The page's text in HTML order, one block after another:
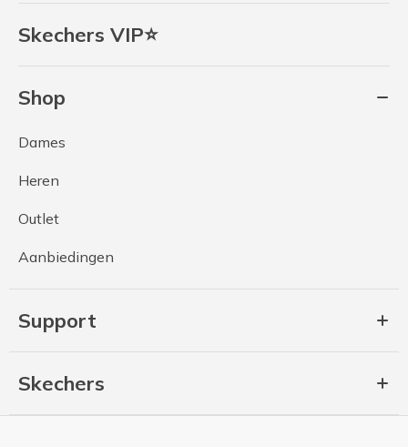
Skechers VIP⭐
Shop
Dames
Heren
Outlet
Aanbiedingen
Support
Skechers